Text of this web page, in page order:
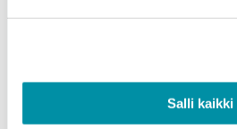
Salli kaikki